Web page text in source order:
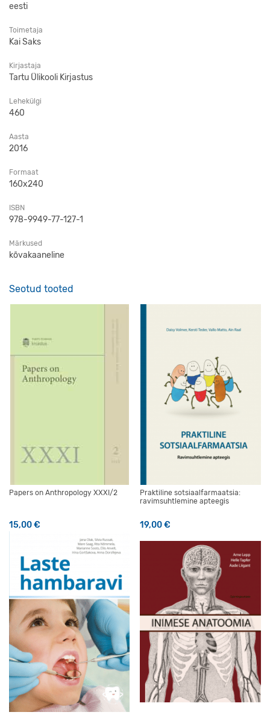
eesti
Toimetaja
Kai Saks
Kirjastaja
Tartu Ülikooli Kirjastus
Lehekülgi
460
Aasta
2016
Formaat
160x240
ISBN
978-9949-77-127-1
Märkused
kõvakaaneline
Seotud tooted
Papers on Anthropology XXXI/2
15,00€
Praktiline sotsiaalfarmaatsia:
ravimsuhtlemine apteegis
19,00€